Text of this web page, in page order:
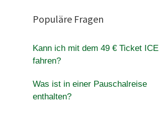
Populäre Fragen
Kann ich mit dem 49 € Ticket ICE
fahren?
Was ist in einer Pauschalreise
enthalten?